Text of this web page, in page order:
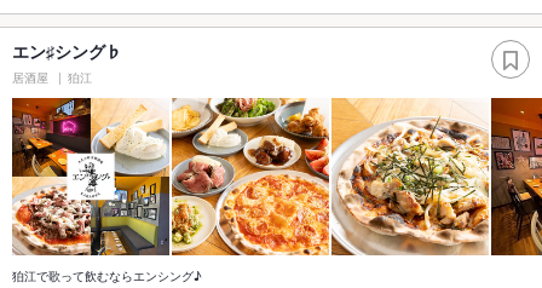
エン♯シング♭
居酒屋 狛江
狛江で歌って飲むならエンシング♪